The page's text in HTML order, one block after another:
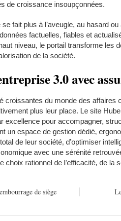
de croissance insoupçonnées.
fait plus à l’aveugle, au hasard
factuelles, fiables et
niveau, le portail transforme les
de la société.
3.0 avec
croissantes du monde des affaires
plus leur place. Le site
excellence pour accompagner,
un espace de gestion dédié,
de leur société, d’optimiser
avec une sérénité
choix rationnel de l’efficacité, de la
de siège